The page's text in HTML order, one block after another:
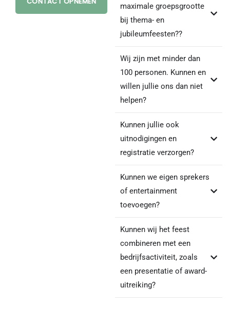
maximale groepsgrootte
bij thema- en
jubileumfeesten??
Wij zijn met minder dan
100 personen. Kunnen en
willen jullie ons dan niet
helpen?
Kunnen jullie ook
uitnodigingen en
registratie verzorgen?
Kunnen we eigen sprekers
of entertainment
toevoegen?
Kunnen wij het feest
combineren met een
bedrijfsactiviteit, zoals
een presentatie of award-
uitreiking?